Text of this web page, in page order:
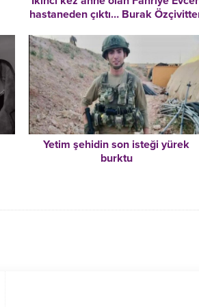
hastaneden çıktı… Burak
Yetim şehidin son isteği yürek
burktu